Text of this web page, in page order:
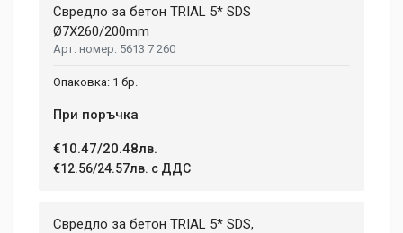
Свредло за бетон TRIAL 5* SDS
Ø7X260/200mm
5613 7 260
1 бр.
При поръчка
€10.47/20.48лв.
€12.56/24.57лв. с ДДС
Свредло за бетон TRIAL 5* SDS,